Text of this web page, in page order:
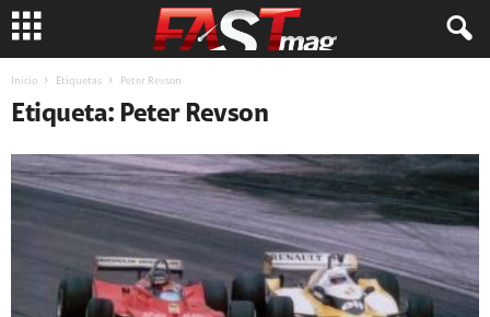
Inicio Etiquetas Peter Revson
Etiqueta: Peter Revson